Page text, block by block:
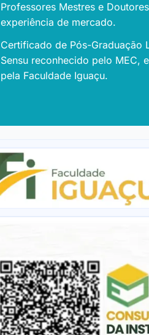
Professores Mestres e
experiência de mercado.
Certificado de Pós-Graduação
Sensu reconhecido pelo MEC,
pela Faculdade Iguaçu.